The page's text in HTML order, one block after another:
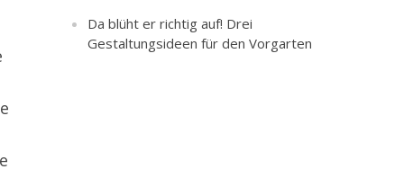
Da blüht er richtig auf! Drei
Gestaltungsideen für den Vorgarten